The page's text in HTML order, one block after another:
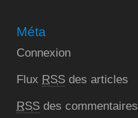
Méta
Connexion
Flux RSS des articles
RSS des commentaires